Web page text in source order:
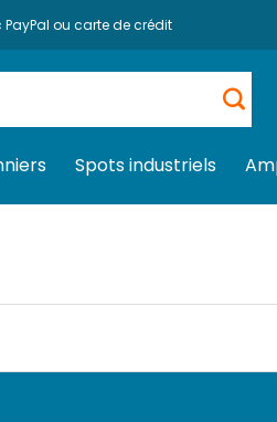
ou carte de crédit
Spots industriels